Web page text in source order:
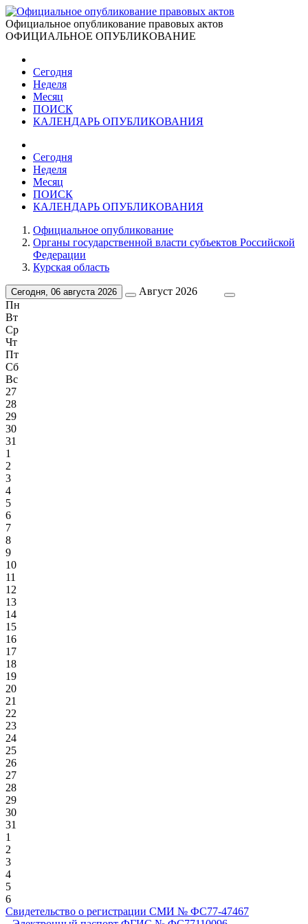
Официальное опубликование правовых актов
ОФИЦИАЛЬНОЕ ОПУБЛИКОВАНИЕ
Сегодня
Неделя
Месяц
ПОИСК
КАЛЕНДАРЬ ОПУБЛИКОВАНИЯ
Сегодня
Неделя
Месяц
ПОИСК
КАЛЕНДАРЬ ОПУБЛИКОВАНИЯ
Официальное опубликование
Органы государственной власти субъектов Российской
Федерации
Курская область
Сегодня, 06 августа 2026
Август 2026
Пн
Вт
Ср
Чт
Пт
Сб
Вс
27
28
29
30
31
1
2
3
4
5
6
7
8
9
10
11
12
13
14
15
16
17
18
19
20
21
22
23
24
25
26
27
28
29
30
31
1
2
3
4
5
6
Свидетельство о регистрации СМИ № ФС77-47467